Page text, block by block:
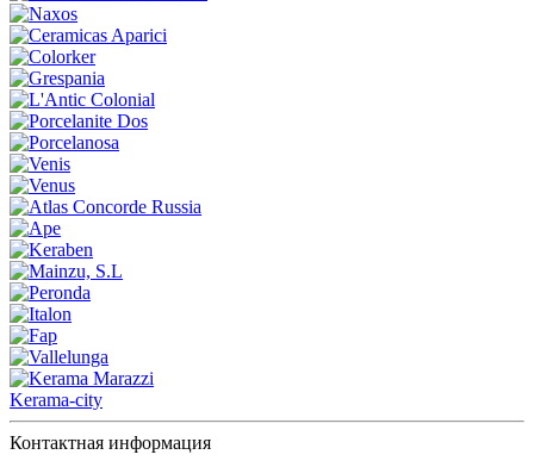
Kerama-city
Контактная информация